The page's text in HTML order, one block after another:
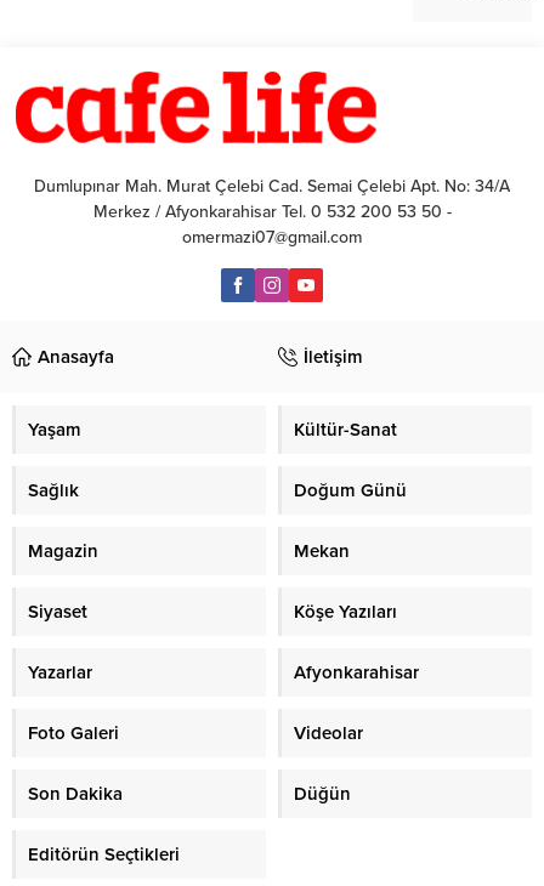
Dumlupınar Mah. Murat Çelebi Cad. Semai Çelebi Apt. No: 34/A
Merkez / Afyonkarahisar Tel. 0 532 200 53 50 -
omermazi07@gmail.com
Anasayfa İletişim
Yaşam Kültür-Sanat
Sağlık Doğum Günü
Magazin Mekan
Siyaset Köşe Yazıları
Yazarlar Afyonkarahisar
Foto Galeri Videolar
Son Dakika Düğün
Editörün Seçtikleri